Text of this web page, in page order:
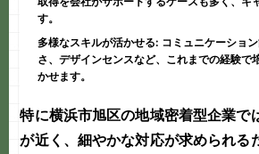
す。
多様なスキルが活かせる: コミュニケーショ
さ、デザインセンスなど、これまでの経験で
かせます。
特に横浜市旭区の地域密着型企業で
が近く、細やかな対応が求められる